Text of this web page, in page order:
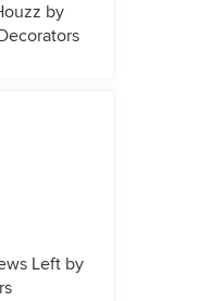
by
Left by